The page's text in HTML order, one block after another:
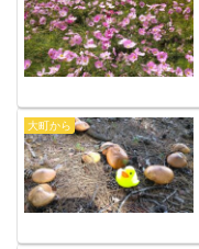
大町から